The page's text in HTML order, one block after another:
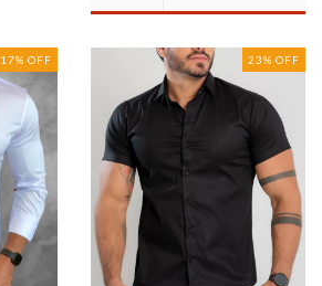
17% OFF 23% OFF